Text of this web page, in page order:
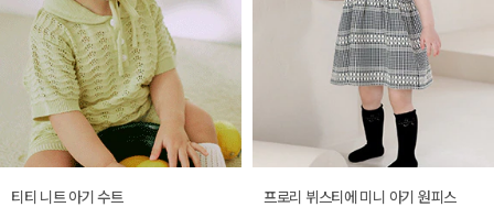
티티 니트 아기 수트 프로리 뷔스티에 미니 아기 원피스